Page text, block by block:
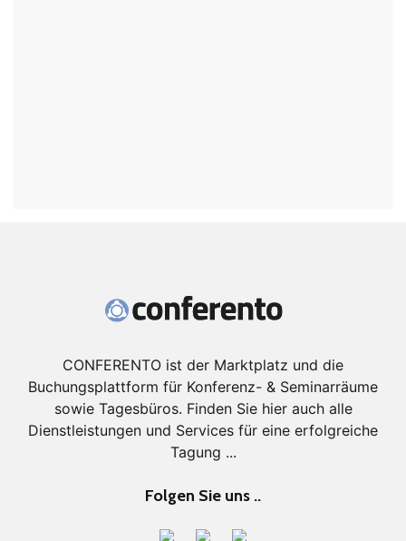
CONFERENTO ist der Marktplatz und die
Buchungsplattform für Konferenz- & Seminarräume
sowie Tagesbüros. Finden Sie hier auch alle
Dienstleistungen und Services für eine erfolgreiche
Tagung ...
Folgen Sie uns ..